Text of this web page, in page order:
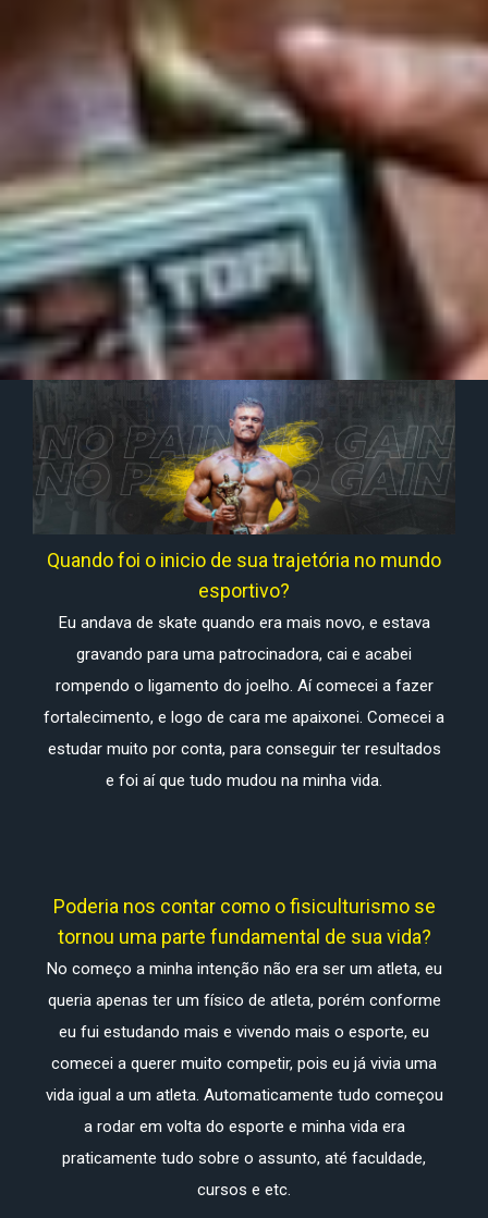
Quando foi o inicio de sua trajetória no mundo
esportivo?
Eu andava de skate quando era mais novo, e estava
gravando para uma patrocinadora, cai e acabei
rompendo o ligamento do joelho. Aí comecei a fazer
fortalecimento, e logo de cara me apaixonei. Comecei a
estudar muito por conta, para conseguir ter resultados
e foi aí que tudo mudou na minha vida.
Poderia nos contar como o fisiculturismo se
tornou uma parte fundamental de sua vida?
No começo a minha intenção não era ser um atleta, eu
queria apenas ter um físico de atleta, porém conforme
eu fui estudando mais e vivendo mais o esporte, eu
comecei a querer muito competir, pois eu já vivia uma
vida igual a um atleta. Automaticamente tudo começou
a rodar em volta do esporte e minha vida era
praticamente tudo sobre o assunto, até faculdade,
cursos e etc.